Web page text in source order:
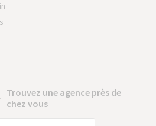
Trouvez une agence près de
chez vous